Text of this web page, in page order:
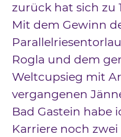
zurück hat sich zu
Mit dem Gewinn
Rogla und dem
Weltcupsieg mit
vergangenen
Bad Gastein habe
Karriere noch